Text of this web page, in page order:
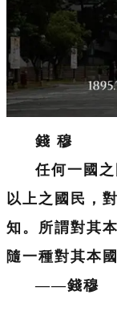
錢 穆
任何一國
以上之國民，
知。所謂對其
隨一種對其本
——錢穆